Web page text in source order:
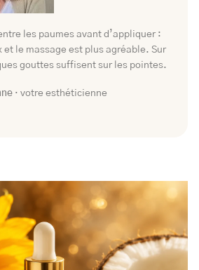
les paumes avant d’appliquer :
le massage est plus agréable. Sur
gouttes suffisent sur les pointes.
· votre esthéticienne